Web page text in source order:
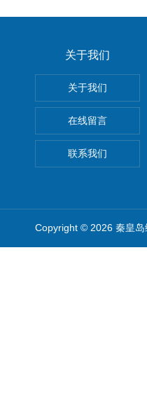
关于我们
关于我们
在线留言
联系我们
Copyright © 2026 秦皇